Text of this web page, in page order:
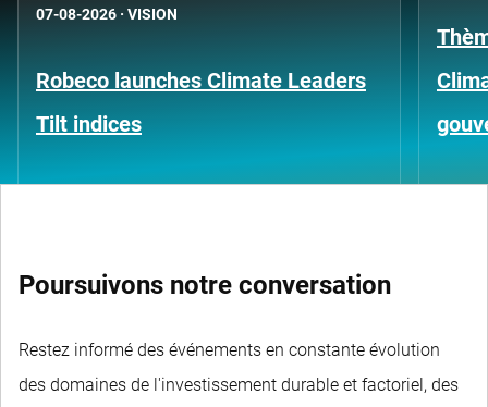
07-08-2026 · VISION
Robeco launches Climate Leaders
Tilt indices
Poursuivons notre conversation
Restez informé des événements en constante évolution
des domaines de l'investissement durable et factoriel, des